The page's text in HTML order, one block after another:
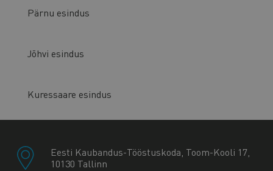
Pärnu esindus
Jõhvi esindus
Kuressaare esindus
Eesti Kaubandus-Tööstuskoda, Toom-Kooli 17,
10130 Tallinn